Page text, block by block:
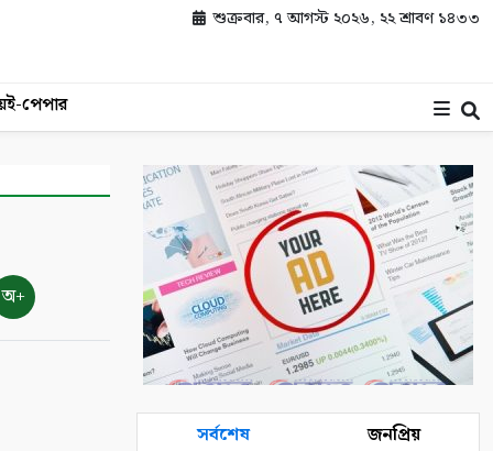
শুক্রবার, ৭ আগস্ট ২০২৬, ২২ শ্রাবণ ১৪৩৩
ই-পেপার
অ+
সর্বশেষ জনপ্রিয়